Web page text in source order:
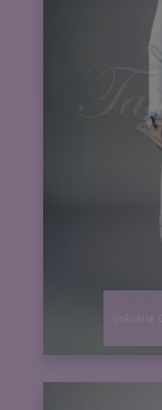
Vokuhila